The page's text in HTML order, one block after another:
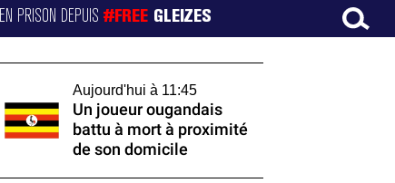
EN PRISON DEPUIS#FREE GLEIZES
Aujourd'hui à 11:45
Un joueur ougandais
battu à mort à proximité
de son domicile